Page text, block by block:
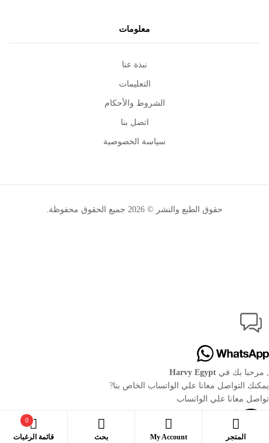
معلومات
نبذة عنا
التعليمات
الشروط والأحكام
اتصل بنا
سياسة الخصوصية
حقوق الطبع والنشر © 2026 جميع الحقوق محفوظة.
المتجر My Account بحث بحث
قائمة الرغبات
0
, مرحبا بك في Harvy Egypt
يمكنك التواصل معانا علي الواتساب الخاص بنا?
تواصل معانا علي الواتساب